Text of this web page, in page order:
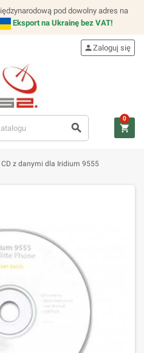
pod dowolny adres na
Eksport na Ukrainę bez VAT!
search
personZaloguj się
shopping_cart
0
CD z danymi dla Iridium 9555